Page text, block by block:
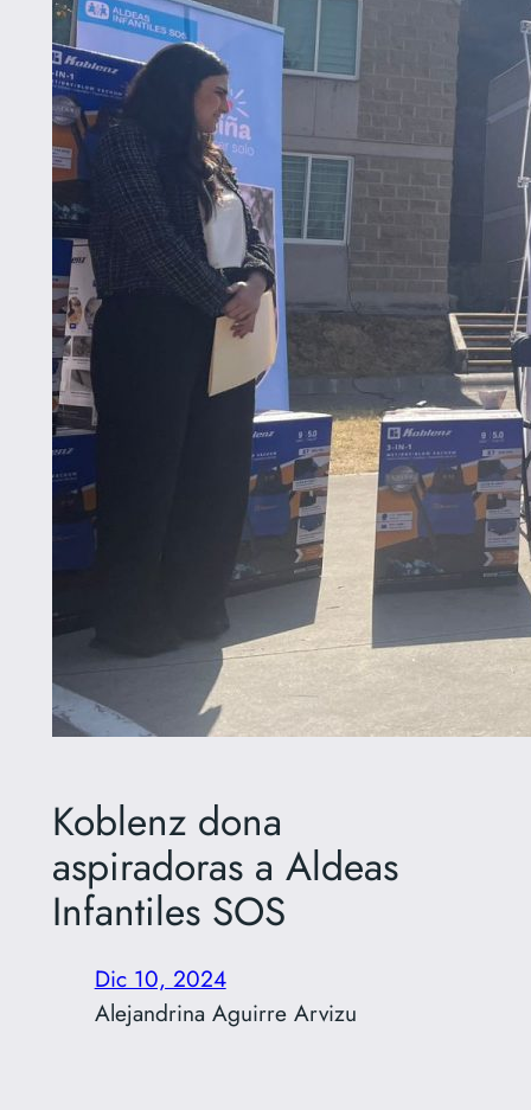
Koblenz dona
aspiradoras a Aldeas
Infantiles SOS
Dic 10, 2024
Alejandrina Aguirre Arvizu